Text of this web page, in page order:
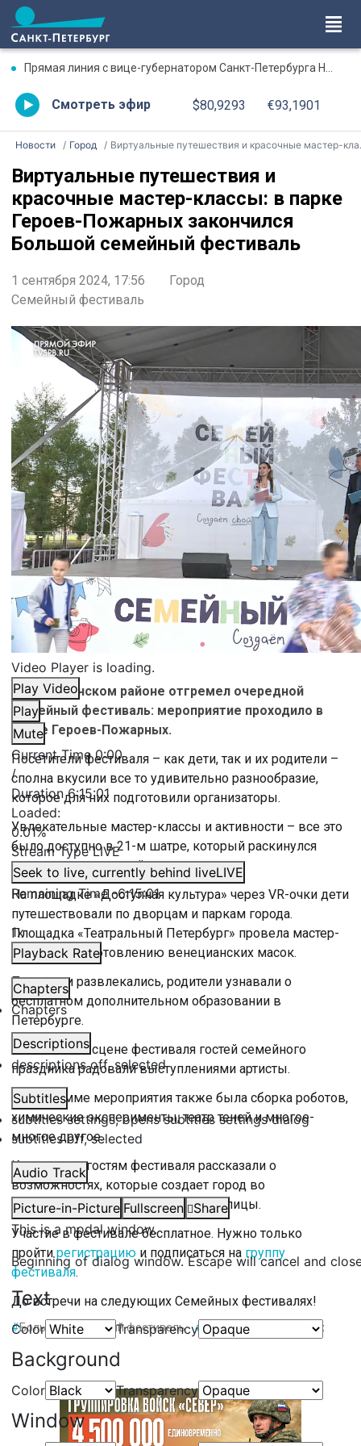
Прямая линия с вице-губернатором Санкт-Петербурга Натальей Чечиной. Онлайн-трансляция
Смотреть эфир $80,9293 €93,1901
Новости Город Виртуальные путешествия и красочные мастер-классы: в парке Героев-Пожарных закончился Большой семейный фестиваль
Виртуальные путешествия и
красочные мастер-классы: в парке
Героев-Пожарных закончился
Большой семейный фестиваль
1 сентября 2024, 17:56
Город
Семейный фестиваль
Video Player is loading.
Play Video
Play
Mute
Current Time0:00
/
Duration6:15:01
Loaded:
0.01%
Stream TypeLIVE
Seek to live, currently behind liveLIVE
Remaining Time-6:15:01
1x
Playback Rate
Chapters
Chapters
Descriptions
descriptions off, selected
Subtitles
subtitles settings, opens subtitles settings dialog
subtitles off, selected
Audio Track
Picture-in-Picture Fullscreen
Share
This is a modal window.
Beginning of dialog window. Escape will cancel and
Text
Color Transparency
Background
Color Transparency
Window
Во Фрунзенском районе отгремел очередной
Семейный фестиваль: мероприятие проходило в
парке Героев-Пожарных.
Посетители фестиваля – как дети, так и их родители –
сполна вкусили все то удивительно разнообразие,
которое для них подготовили организаторы.
Увлекательные мастер-классы и активности – все это
было доступно в 21-м шатре, который раскинулся
среди прудов и аллей раскинулся.
На площадке «Доступная культура» через VR-очки дети
путешествовали по дворцам и паркам города.
Площадка «Театральный Петербург» провела мастер-
классы по изготовлению венецианских масок.
Пока дети развлекались, родители узнавали о
бесплатном дополнительном образовании в
Петербурге.
А на главной сцене фестиваля гостей семейного
праздника радовали выступлениями артисты.
В программе мероприятия также была сборка роботов,
химические эксперименты, театр теней и многое-
многое другое.
Кроме того, гостям фестиваля рассказали о
возможностях, которые создает город во
Фрунзенском районе Северной столицы.
Участие в фестивале бесплатное. Нужно только
пройтирегистрацию и подписаться на группу
фестиваля.
До встречи на следующих Семейных фестивалях!
#Большой семейный фестиваль # парк героев пожарных